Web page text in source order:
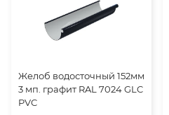
Желоб водосточный 152мм
3 мп. графит RAL 7024 GLC
PVC